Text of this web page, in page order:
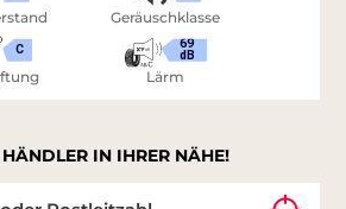
C
Geräuschklasse
69
dB
Lärm
IN IHRER NÄHE!